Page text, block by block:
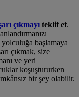
çıkmayı teklif et.
başlamaya
çıkmak, size
ve yeri
koşuştururken
bir şey olabilir.